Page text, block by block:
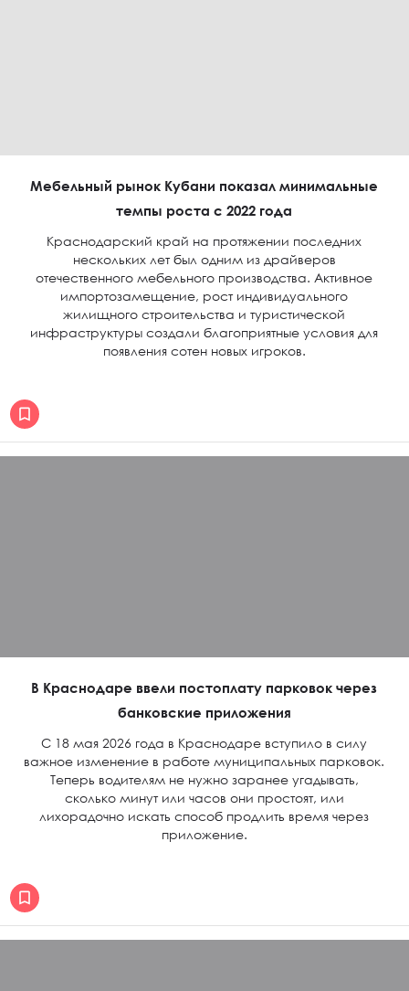
Мебельный рынок Кубани показал минимальные
темпы роста с 2022 года
Краснодарский край на протяжении последних
нескольких лет был одним из драйверов
отечественного мебельного производства. Активное
импортозамещение, рост индивидуального
жилищного строительства и туристической
инфраструктуры создали благоприятные условия для
появления сотен новых игроков.
В Краснодаре ввели постоплату парковок через
банковские приложения
С 18 мая 2026 года в Краснодаре вступило в силу
важное изменение в работе муниципальных парковок.
Теперь водителям не нужно заранее угадывать,
сколько минут или часов они простоят, или
лихорадочно искать способ продлить время через
приложение.